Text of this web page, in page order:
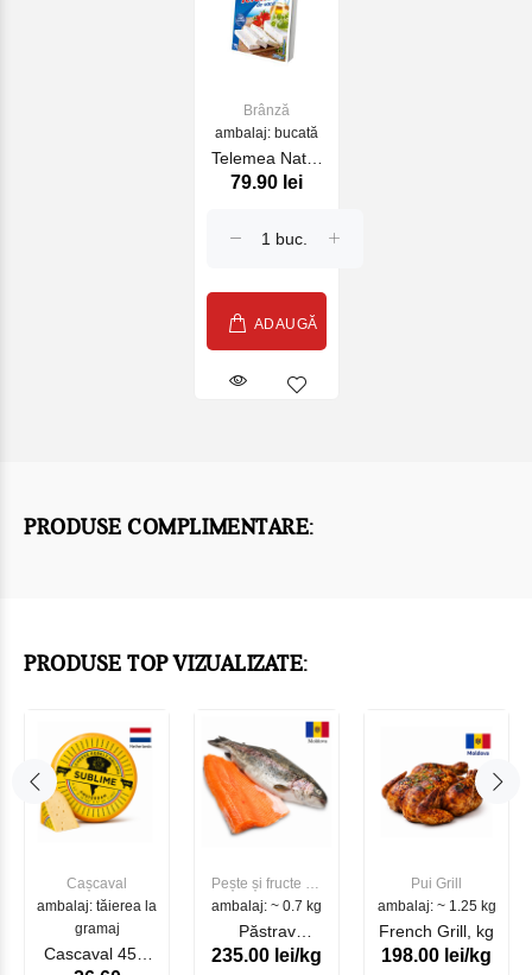
Brânză
ambalaj: bucată
Telemea Natur
200g,
79.90 lei
ADAUGĂ
PRODUSE COMPLIMENTARE:
PRODUSE TOP VIZUALIZATE:
Cașcaval
ambalaj: tăierea la
gramaj
Cascaval 45%
Pește și fructe de
mare
ambalaj: ~ 0.7 kg
Păstrav
Somonat
235.00 lei/kg
Pui Grill
ambalaj: ~ 1.25 kg
French Grill, kg
198.00 lei/kg